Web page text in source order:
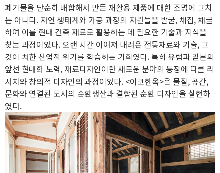
폐기물을 단순히 배합해서 만든 재활용 제품에 대한 조명에 그치
는 아니다. 자연 생태계와 가공 과정의 자원들을 발굴, 채집, 채굴
하여 이를 현대 건축 재료로 활용하는 데 필요한 기술과 지식을
찾는 과정이었다. 오랜 시간 이어져 내려온 전통재료와 기술, 그
것이 처한 산업적 위기를 학습하는 기회였다. 특히 유럽과 일본의
앞선 현대화 노력, 재료디자인이란 새로운 분야의 등장에 따른 리
서치와 창의적 디자인의 과정이었다. <이코한옥>은 물질, 공간,
문화와 연결된 도시의 순환생산과 결합된 순환 디자인을 실현하
였다.